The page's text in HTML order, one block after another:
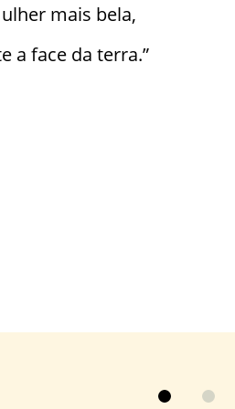
mais bela,
a face da terra.”